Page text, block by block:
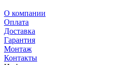
О компании
Оплата
Доставка
Гарантия
Монтаж
Контакты